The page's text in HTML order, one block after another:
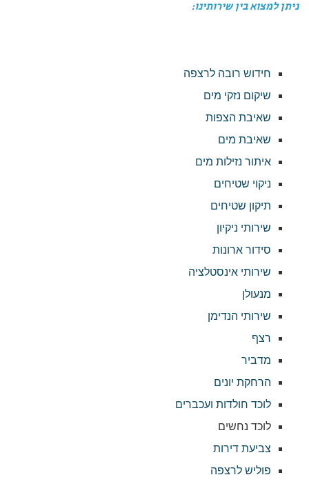
ניתן למצוא בין שירותינו:
חידוש רובה לרצפה
שיקום נזקי מים
שאיבת הצפות
שאיבת מים
איתור נזילות מים
ניקוי שטיחים
תיקון שטיחים
שירותי ניקיון
סידור ארונות
שירותי אינסטלציה
מנעולן
שירותי הנדימן
רצף
מדביר
הרחקת יונים
לוכד חולדות ועכברים
לוכד נחשים
צביעת דירות
פוליש לרצפה